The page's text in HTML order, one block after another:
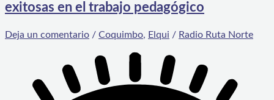
exitosas en el trabajo pedagógico
Deja un comentario / Coquimbo, Elqui / Radio Ruta Norte